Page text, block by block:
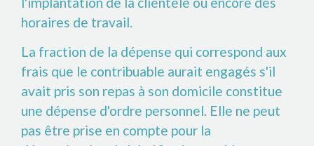
horaires de travail.
La fraction de la dépense qui correspond aux
frais que le contribuable aurait engagés s'il
avait pris son repas à son domicile constitue
une dépense d'ordre personnel. Elle ne peut
pas être prise en compte pour la